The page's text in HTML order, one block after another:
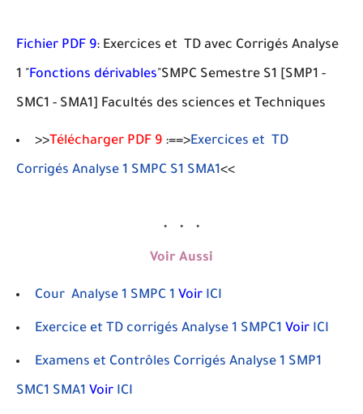
Fichier PDF 9: Exercices et TD avec Corrigés Analyse
1 "Fonctions dérivables"SMPC Semestre S1 [SMP1 -
SMC1 - SMA1] Facultés des sciences et Techniques
>>Télécharger PDF 9 :==>Exercices et TD
Corrigés Analyse 1 SMPC S1 SMA1<<
Voir Aussi
Cour Analyse 1 SMPC 1 Voir ICI
Exercice et TD corrigés Analyse 1 SMPC1 Voir ICI
Examens et Contrôles Corrigés Analyse 1 SMP1
SMC1 SMA1 Voir ICI